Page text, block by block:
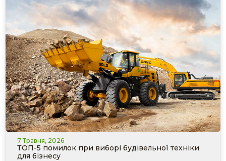
7 Травня, 2026
ТОП-5 помилок при виборі будівельної техніки
для бізнесу